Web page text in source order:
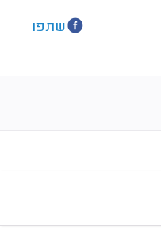
שתפו